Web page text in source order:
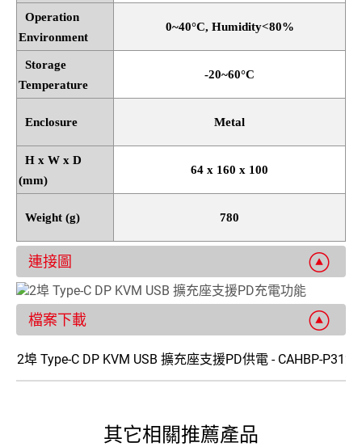
Operation
Environment
0~40°C, Humidity<80%
Storage
Temperature
-20~60°C
Enclosure Metal
H x W x D
(mm)
64 x 160 x 100
Weight (g) 780
連接圖
檔案下載
2埠 Type-C DP KVM USB 擴充座支援PD供電 - CAHBP-
其它相關推薦產品